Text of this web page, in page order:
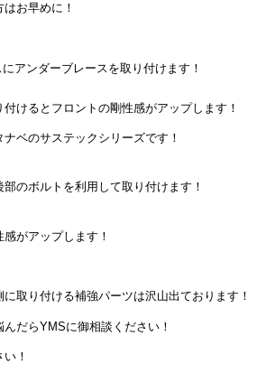
お早めに！
アンダーブレースを取り付けます！
けるとフロントの剛性感がアップします！
ベのサステックシリーズです！
のボルトを利用して取り付けます！
がアップします！
取り付ける補強パーツは沢山出ております！
だらYMSに御相談ください！
！